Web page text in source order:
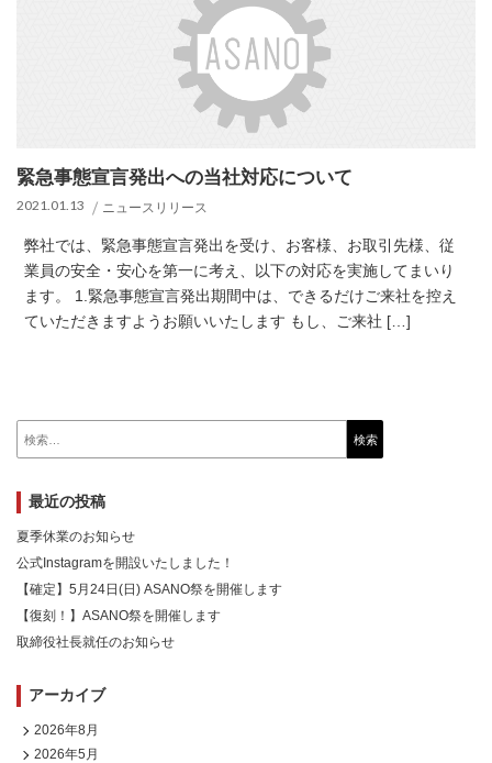
緊急事態宣言発出への当社対応について
2021.01.13 ニュースリリース
弊社では、緊急事態宣言発出を受け、お客様、お取引先様、従
業員の安全・安心を第一に考え、以下の対応を実施してまいり
ます。 1.緊急事態宣言発出期間中は、できるだけご来社を控え
ていただきますようお願いいたします もし、ご来社 […]
索:
最近の投稿
夏季休業のお知らせ
公式Instagramを開設いたしました！
【確定】5月24日(日) ASANO祭を開催します
【復刻！】ASANO祭を開催します
取締役社長就任のお知らせ
アーカイブ
2026年8月
2026年5月